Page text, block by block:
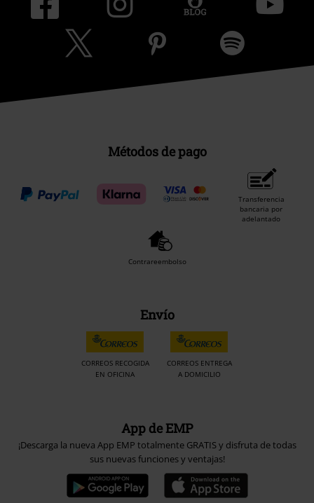
Métodos de pago
Transferencia
bancaria por
adelantado
Contrareembolso
Envío
CORREOS RECOGIDA
EN OFICINA
CORREOS ENTREGA
A DOMICILIO
App de EMP
¡Descarga la nueva App EMP totalmente GRATIS y disfruta de todas
sus nuevas funciones y ventajas!